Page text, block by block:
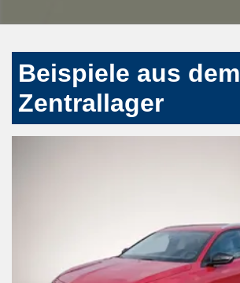
Beispiele aus dem
Zentrallager